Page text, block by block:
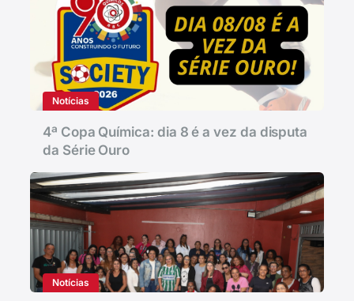
Notícias
4ª Copa Química: dia 8 é a vez da disputa
da Série Ouro
Notícias